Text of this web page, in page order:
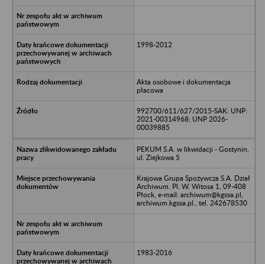
1998-2012
Akta osobowe i dokumentacja
płacowa
992700/611/627/2015-SAK: UNP:
2021-00314968; UNP 2026-
00039885
PEKUM S.A. w likwidacji - Gostynin,
ul. Ziejkowa 5
Krajowa Grupa Spożywcza S.A. Dział
Archiwum. Pl. W. Witosa 1, 09-408
Płock, e-mail: archiwum@kgssa.pl,
archiwum.kgssa.pl., tel. 242678530
1983-2016